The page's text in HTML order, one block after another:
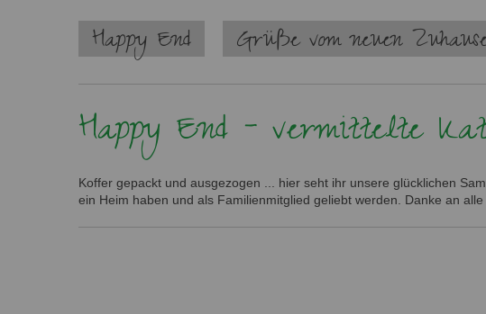
Navigation
überspringen
Happy End Grüße vom neuen
Happy End - vermittelte
Koffer gepackt und ausgezogen ... hier seht ihr unsere glücklichen
ein Heim haben und als Familienmitglied geliebt werden. Danke an